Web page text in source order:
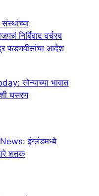
निर्विवाद वर्चस्व
फडणवीसांचा आदेश
सोन्याच्या भावात
घसरण
इंग्लंडमध्ये
शतक